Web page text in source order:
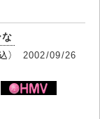
） 2002/09/26